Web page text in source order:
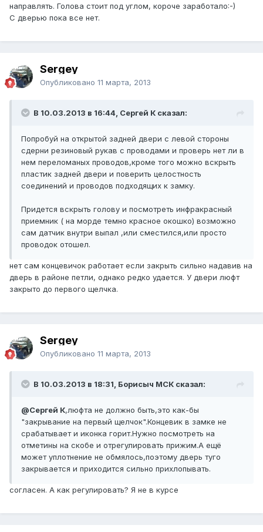
направлять. Голова стоит под углом, короче заработало:-)
С дверью пока все нет.
Sergey
Опубликовано 11 марта, 2013
В 10.03.2013 в 16:44, Сергей К сказал:
Попробуй на открытой задней двери с левой стороны
сдерни резиновый рукав с проводами и проверь нет ли в
нем переломаных проводов,кроме того можно вскрыть
пластик задней двери и поверить целостность
соединений и проводов подходящих к замку.
Придется вскрыть голову и посмотреть инфракрасный
приемник ( на морде темно красное окошко) возможно
сам датчик внутри выпал ,или сместился,или просто
проводок отошел.
нет сам концевичок работает если закрыть сильно надавив на
дверь в районе петли, однако редко удается. У двери люфт
закрыто до первого щелчка.
Sergey
Опубликовано 11 марта, 2013
В 10.03.2013 в 18:31, Борисыч МСК сказал:
@Сергей К,люфта не должно быть,это как-бы
"закрывание на первый щелчок".Концевик в замке не
срабатывает и иконка горит.Нужно посмотреть на
отметины на скобе и отрегулировать прижим.А ещё
может уплотнение не обмялось,поэтому дверь туго
закрывается и приходится сильно прихлопывать.
согласен. А как регулировать? Я не в курсе